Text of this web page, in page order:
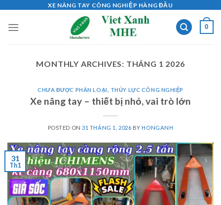
content
XE NÂNG TAY CÔNG NGHIỆP HÀNG ĐẦU
0
MONTHLY ARCHIVES: THÁNG 1 2026
CHƯA ĐƯỢC PHÂN LOẠI THỦY LỰC CÔNG NGHIỆP
Xe nâng tay – thiết bị nhỏ, vai trò lớn
POSTED ON31 THÁNG 1, 2026 BYHONGANH
31
Th1